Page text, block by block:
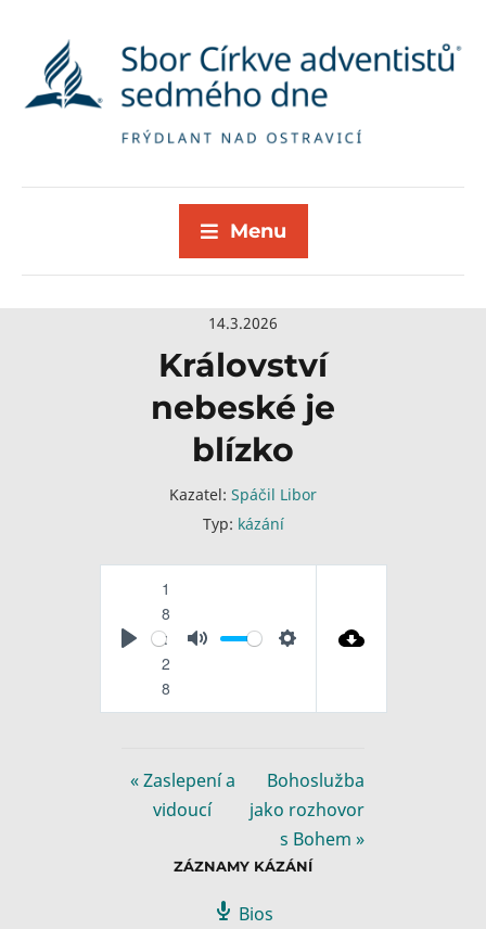
Menu
14.3.2026
Království
nebeské je
blízko
Kazatel: Spáčil Libor
Typ: kázání
P
1
8
:
2
8
M
S
n
g
s
« Zaslepení a
vidoucí
Bohoslužba
jako rozhovor
s Bohem »
ZÁZNAMY KÁZÁNÍ
Bios